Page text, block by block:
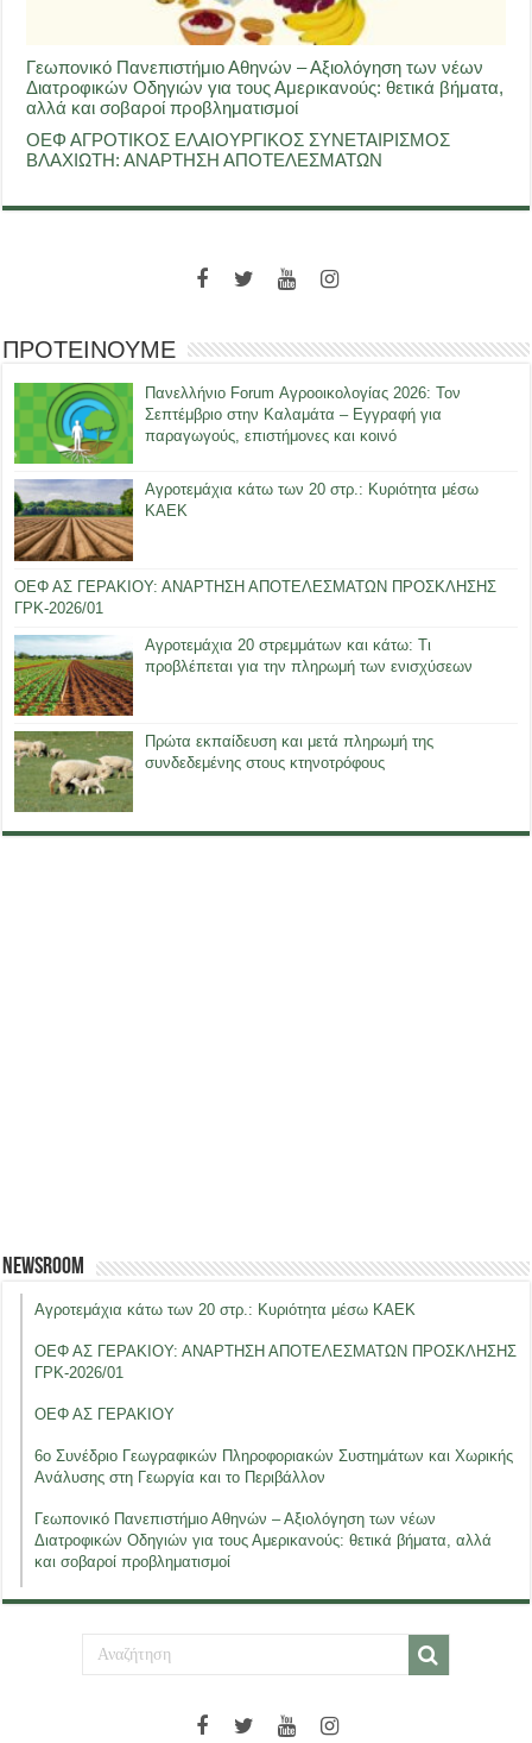
Γεωπονικό Πανεπιστήμιο Αθηνών – Αξιολόγηση των νέων
Διατροφικών Οδηγιών για τους Αμερικανούς: θετικά βήματα,
αλλά και σοβαροί προβληματισμοί
ΟΕΦ ΑΓΡΟΤΙΚΟΣ ΕΛΑΙΟΥΡΓΙΚΟΣ ΣΥΝΕΤΑΙΡΙΣΜΟΣ
ΒΛΑΧΙΩΤΗ: ΑΝΑΡΤΗΣΗ ΑΠΟΤΕΛΕΣΜΑΤΩΝ
ΠΡΟΤΕΙΝΟΥΜΕ
Πανελλήνιο Forum Αγροοικολογίας 2026: Τον
Σεπτέμβριο στην Καλαμάτα – Εγγραφή για
παραγωγούς, επιστήμονες και κοινό
Αγροτεμάχια κάτω των 20 στρ.: Κυριότητα μέσω
ΚΑΕΚ
ΟΕΦ ΑΣ ΓΕΡΑΚΙΟΥ: ΑΝΑΡΤΗΣΗ ΑΠΟΤΕΛΕΣΜΑΤΩΝ ΠΡΟΣΚΛΗΣΗΣ
ΓΡΚ-2026/01
Αγροτεμάχια 20 στρεμμάτων και κάτω: Τι
προβλέπεται για την πληρωμή των ενισχύσεων
Πρώτα εκπαίδευση και μετά πληρωμή της
συνδεδεμένης στους κτηνοτρόφους
Newsroom
Αγροτεμάχια κάτω των 20 στρ.: Κυριότητα μέσω ΚΑΕΚ
ΟΕΦ ΑΣ ΓΕΡΑΚΙΟΥ: ΑΝΑΡΤΗΣΗ ΑΠΟΤΕΛΕΣΜΑΤΩΝ ΠΡΟΣΚΛΗΣΗΣ
ΓΡΚ-2026/01
ΟΕΦ ΑΣ ΓΕΡΑΚΙΟΥ
6ο Συνέδριο Γεωγραφικών Πληροφοριακών Συστημάτων και Χωρικής
Ανάλυσης στη Γεωργία και το Περιβάλλον
Γεωπονικό Πανεπιστήμιο Αθηνών – Αξιολόγηση των νέων
Διατροφικών Οδηγιών για τους Αμερικανούς: θετικά βήματα, αλλά
και σοβαροί προβληματισμοί